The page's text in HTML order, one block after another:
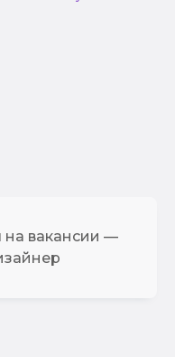
на вакансии —